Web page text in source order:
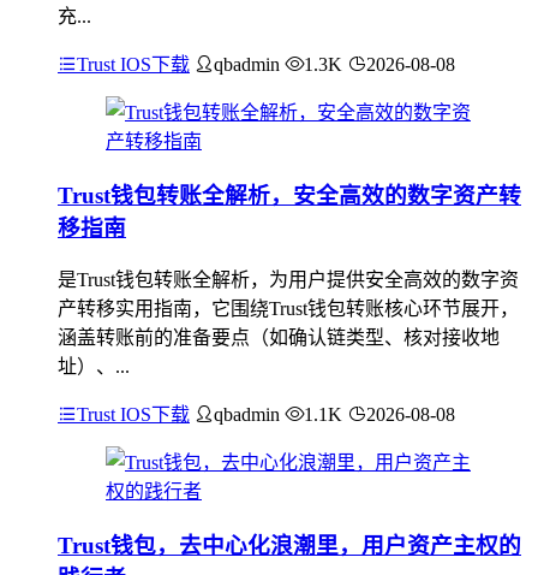
充...
Trust IOS下载 qbadmin 1.3K 2026-08-08
Trust钱包转账全解析，安全高效的数字资产转
移指南
是Trust钱包转账全解析，为用户提供安全高效的数字资
产转移实用指南，它围绕Trust钱包转账核心环节展开，
涵盖转账前的准备要点（如确认链类型、核对接收地
址）、...
Trust IOS下载 qbadmin 1.1K 2026-08-08
Trust钱包，去中心化浪潮里，用户资产主权的